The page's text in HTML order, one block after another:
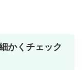
かくチェック